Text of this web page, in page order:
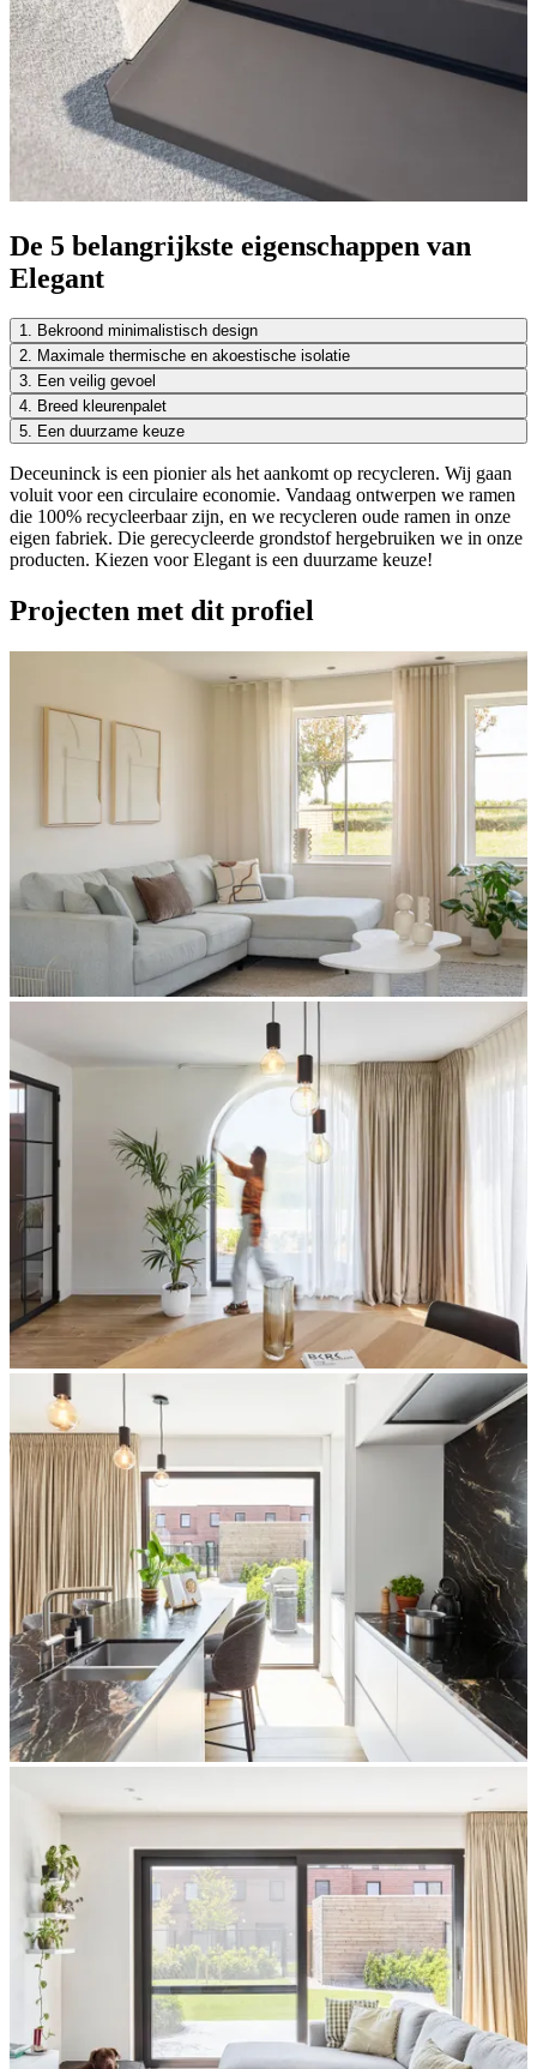
De 5 belangrijkste eigenschappen van
Elegant
1. Bekroond minimalistisch design
2. Maximale thermische en akoestische isolatie
3. Een veilig gevoel
4. Breed kleurenpalet
5. Een duurzame keuze
Deceuninck is een pionier als het aankomt op recycleren. Wij gaan
voluit voor een circulaire economie. Vandaag ontwerpen we ramen
die 100% recycleerbaar zijn, en we recycleren oude ramen in onze
eigen fabriek. Die gerecycleerde grondstof hergebruiken we in onze
producten. Kiezen voor Elegant is een duurzame keuze!
Projecten met dit profiel